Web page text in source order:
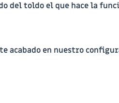
del toldo el que hace la
acabado en nuestro